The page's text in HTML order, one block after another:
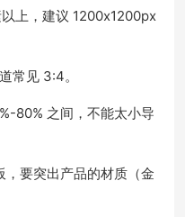
上，建议 1200x1200px
常见 3:4。
80% 之间，不能太小导
要突出产品的材质（金